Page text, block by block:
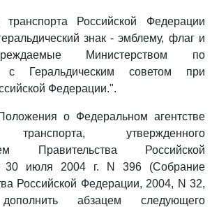
транспорта Российской Федерации
знак - эмблему, флаг и
Министерством по
с Геральдическим советом при
Федерации.".
о Федеральном агентстве
транспорта, утвержденного
Правительства Российской
30 июля 2004 г. N 396 (Собрание
Российской Федерации, 2004, N 32,
абзацем следующего